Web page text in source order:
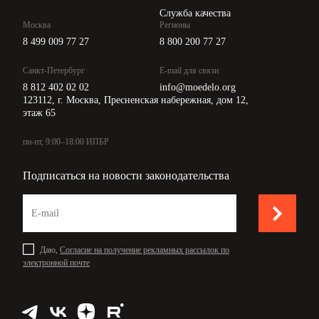
Служба качества
Москва
8 499 009 77 27
Санкт-Петербург
8 812 402 02 02
Регионы
8 800 200 77 27
E-mail для связи
info@moedelo.org
123112, г. Москва, Пресненская набережная, дом 12,
этаж 65
пн-пт, 9:00–18:00 ИПБР
Подписаться на новости законодательства
Даю, Согласие на получение рекламных рассылок по
электронной почте